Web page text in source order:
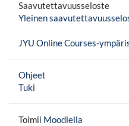
Saavutettavuusseloste
Yleinen
JYU Online Courses-
Ohjeet
Tuki
Toimii Moodlella